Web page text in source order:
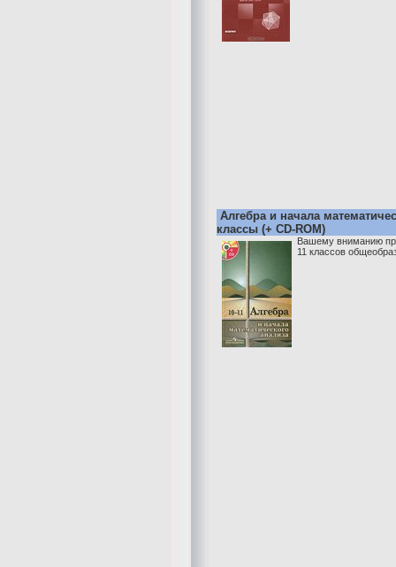
Алгебра и начала
классы (+ CD-ROM)
Вашему вниманию
11 классов